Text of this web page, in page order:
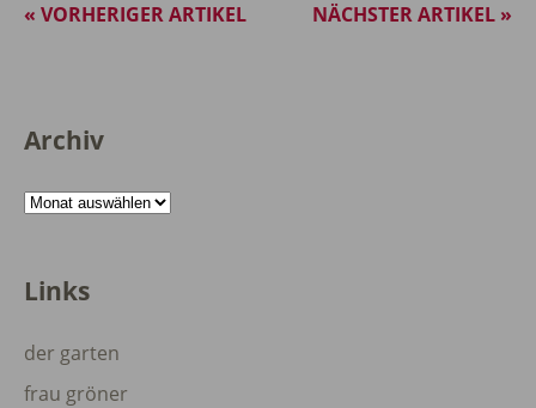
NÄCHSTER ARTIKEL »
« VORHERIGER ARTIKEL
Archiv
Archiv
Links
der garten
frau gröner